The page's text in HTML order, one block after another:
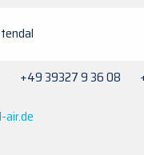
39327 9 36 08
air.de